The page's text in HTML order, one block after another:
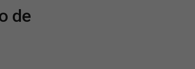
de